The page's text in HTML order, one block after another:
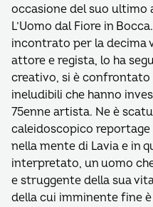
occasione del suo
L’Uomo dal Fiore in
incontrato per la decima
attore e regista, lo ha
creativo, si è confrontato
ineludibili che hanno
75enne artista. Ne è
caleidoscopico
nella mente di Lavia e in
interpretato, un uomo
e struggente della sua
della cui imminente fine